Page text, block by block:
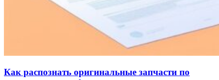
Как распознать оригинальные запчасти по